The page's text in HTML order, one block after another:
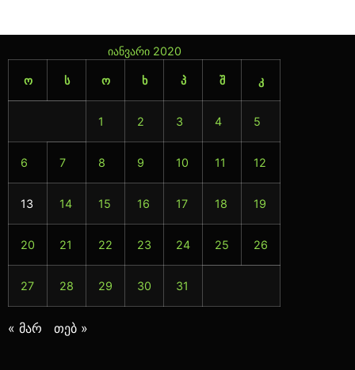
იანვარი 2020
ო ს ო ხ პ შ კ
1 2 3 4 5
6 7 8 9 10 11 12
13 14 15 16 17 18 19
20 21 22 23 24 25 26
27 28 29 30 31
« მარ თებ »